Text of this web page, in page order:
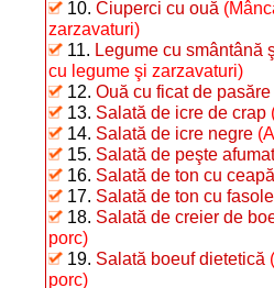
10. Ciuperci cu ouă
zarzavaturi)
11. Legume cu smântână
cu legume şi zarzavaturi)
12. Ouă cu ficat de pasăre
13. Salată de icre de crap
14. Salată de icre negre
15. Salată de peşte
16. Salată de ton cu ceapă
17. Salată de ton cu
18. Salată de creier de
porc)
19. Salată boeuf dietetică
porc)